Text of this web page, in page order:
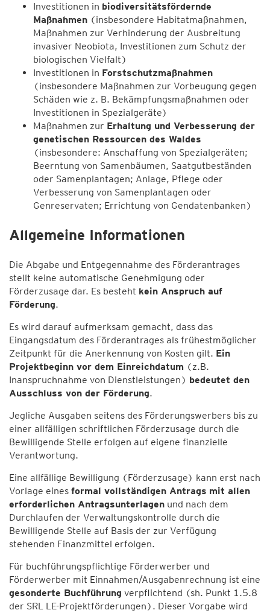
Investitionen in biodiversitätsfördernde
Maßnahmen (insbesondere Habitatmaßnahmen,
Maßnahmen zur Verhinderung der Ausbreitung
invasiver Neobiota, Investitionen zum Schutz der
biologischen Vielfalt)
Investitionen in Forstschutzmaßnahmen
(insbesondere Maßnahmen zur Vorbeugung gegen
Schäden wie z. B. Bekämpfungsmaßnahmen oder
Investitionen in Spezialgeräte)
Maßnahmen zur Erhaltung und Verbesserung der
genetischen Ressourcen des Waldes
(insbesondere: Anschaffung von Spezialgeräten;
Beerntung von Samenbäumen, Saatgutbeständen
oder Samenplantagen; Anlage, Pflege oder
Verbesserung von Samenplantagen oder
Genreservaten; Errichtung von Gendatenbanken)
Allgemeine Informationen
Die Abgabe und Entgegennahme des Förderantrages
stellt keine automatische Genehmigung oder
Förderzusage dar. Es besteht kein Anspruch auf
Förderung.
Es wird darauf aufmerksam gemacht, dass das
Eingangsdatum des Förderantrages als frühestmöglicher
Zeitpunkt für die Anerkennung von Kosten gilt. Ein
Projektbeginn vor dem Einreichdatum (z.B.
Inanspruchnahme von Dienstleistungen) bedeutet den
Ausschluss von der Förderung.
Jegliche Ausgaben seitens des Förderungswerbers bis zu
einer allfälligen schriftlichen Förderzusage durch die
Bewilligende Stelle erfolgen auf eigene finanzielle
Verantwortung.
Eine allfällige Bewilligung (Förderzusage) kann erst nach
Vorlage eines formal vollständigen Antrags mit allen
erforderlichen Antragsunterlagen und nach dem
Durchlaufen der Verwaltungskontrolle durch die
Bewilligende Stelle auf Basis der zur Verfügung
stehenden Finanzmittel erfolgen.
Für buchführungspflichtige Förderwerber und
Förderwerber mit Einnahmen/Ausgabenrechnung ist eine
gesonderte Buchführung verpflichtend (sh. Punkt 1.5.8
der SRL LE-Projektförderungen). Dieser Vorgabe wird